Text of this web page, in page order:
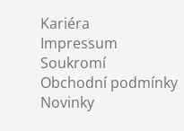
Kariéra
Impressum
Soukromí
Obchodní podmínky
Novinky